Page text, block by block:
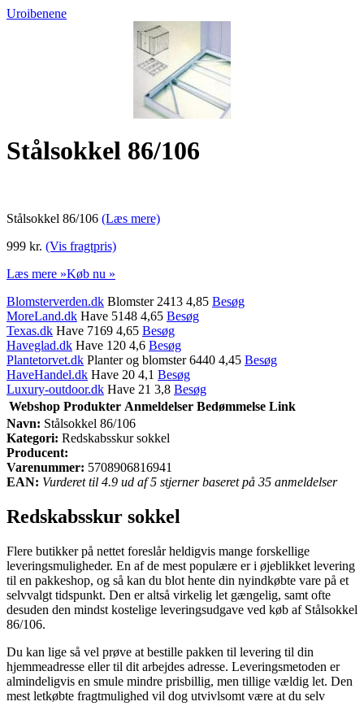
Uroibenene
Stålsokkel 86/106
Stålsokkel 86/106 (Læs mere)
999 kr. (Vis fragtpris)
Læs mere »Køb nu »
Blomsterverden.dk Blomster 2413 4,85 Besøg
MoreLand.dk Have 5148 4,65 Besøg
Texas.dk Have 7169 4,65 Besøg
Haveglad.dk Have 120 4,6 Besøg
Plantetorvet.dk Planter og blomster 6440 4,45 Besøg
HaveHandel.dk Have 20 4,1 Besøg
Luxury-outdoor.dk Have 21 3,8 Besøg
Webshop Produkter Anmeldelser Bedømmelse Link
Navn: Stålsokkel 86/106
Kategori: Redskabsskur sokkel
Producent:
Varenummer: 5708906816941
EAN: Vurderet til 4.9 ud af 5 stjerner baseret på 35 anmeldelser
Redskabsskur sokkel
Flere butikker på nettet foreslår heldigvis mange forskellige
leveringsmuligheder. En af de mest populære er i øjeblikket levering
til en pakkeshop, og så kan du blot hente din nyindkøbte vare på et
selvvalgt tidspunkt. Den er altså virkelig let gængelig, samt ofte
desuden den mindst kostelige leveringsudgave ved køb af Stålsokkel
86/106.
Du kan lige så vel prøve at bestille pakken til levering til din
hjemmeadresse eller til dit arbejdes adresse. Leveringsmetoden er
almindeligvis en smule mindre prisbillig, men tillige vældig let. Den
mest letkøbte fragtmulighed vil dog utvivlsomt være at du selv